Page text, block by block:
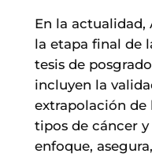
En la actualidad,
la etapa final de
tesis de
incluyen la
extrapolación
tipos de cáncer
enfoque,